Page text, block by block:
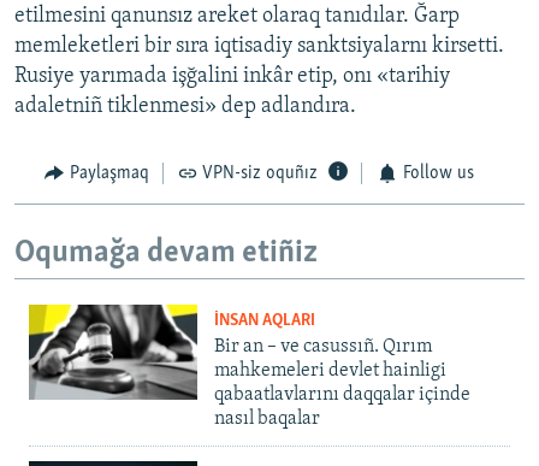
etilmesini qanunsız areket olaraq tanıdılar. Ğarp
memleketleri bir sıra iqtisadiy sanktsiyalarnı kirsetti.
Rusiye yarımada işğalini inkâr etip, onı «tarihiy
adaletniñ tiklenmesi» dep adlandıra.
Paylaşmaq VPN-siz oquñız Follow us
Oqumağa devam etiñiz
İNSAN AQLARI
Bir an – ve casussıñ. Qırım
mahkemeleri devlet hainligi
qabaatlavlarını daqqalar içinde
nasıl baqalar